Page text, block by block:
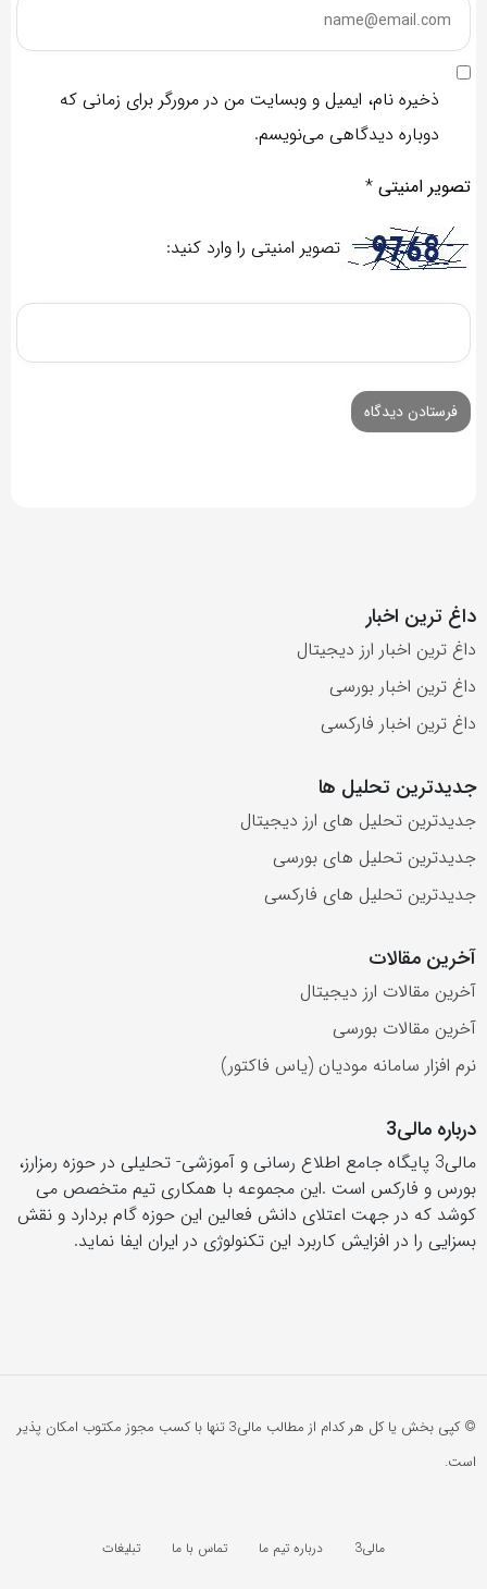
ذخیره نام، ایمیل و وبسایت من در مرورگر برای زمانی که
دوباره دیدگاهی می‌نویسم.
تصویر امنیتی *
تصویر امنیتی را وارد کنید:
داغ ترین اخبار
داغ ترین اخبار ارز دیجیتال
داغ ترین اخبار بورسی
داغ ترین اخبار فارکسی
جدیدترین تحلیل ها
جدیدترین تحلیل های ارز دیجیتال
جدیدترین تحلیل های بورسی
جدیدترین تحلیل های فارکسی
آخرین مقالات
آخرین مقالات ارز دیجیتال
آخرین مقالات بورسی
نرم افزار سامانه مودیان (یاس فاکتور)
درباره مالی3
مالی3 پایگاه جامع اطلاع رسانی و آموزشی- تحلیلی در حوزه رمزارز،
بورس و فارکس است .این مجموعه با همکاری تیم متخصص می
کوشد که در جهت اعتلای دانش فعالین این حوزه گام بردارد و نقش
بسزایی را در افزایش کاربرد این تکنولوژی در ایران ایفا نماید.
© کپی بخش یا کل هر کدام از مطالب مالی3 تنها با کسب مجوز مکتوب امکان پذیر
است.
مالی3 درباره تیم ما تماس با ما تبلیغات